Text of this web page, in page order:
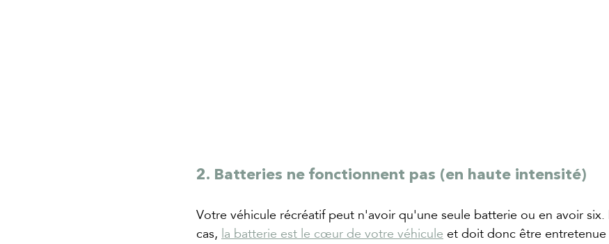
2. Batteries ne fonctionnent pas (en haute intensité)
Votre véhicule récréatif peut n'avoir qu'une seule batterie ou en avoir six.
cas, la batterie est le cœur de votre véhicule et doit donc être